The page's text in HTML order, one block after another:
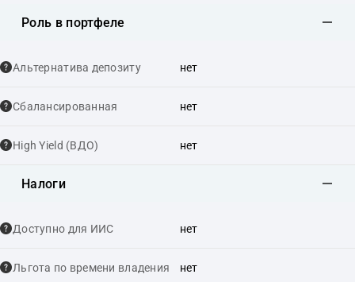
Роль в портфеле
Альтернатива депозиту нет
Сбалансированная нет
High Yield (ВДО) нет
Налоги
Доступно для ИИС нет
Льгота по времени владения нет